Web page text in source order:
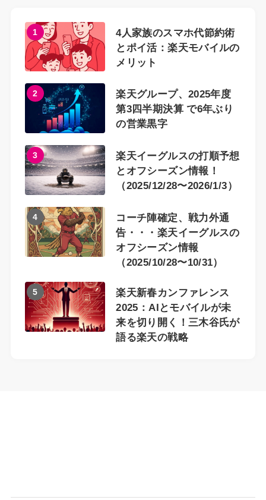
1
4人家族のスマホ代節約術
とポイ活：楽天モバイルの
メリット
2
楽天グループ、2025年度
第3四半期決算 で6年ぶり
の営業黒字
3
楽天イーグルスの打順予想
とオフシーズン情報！
（2025/12/28〜2026/1/3）
4
コーチ陣確定、戦力外通
告・・・楽天イーグルスの
オフシーズン情報
（2025/10/28〜10/31）
5
楽天新春カンファレンス
2025：AIとモバイルが未
来を切り開く！三木谷氏が
語る楽天の戦略